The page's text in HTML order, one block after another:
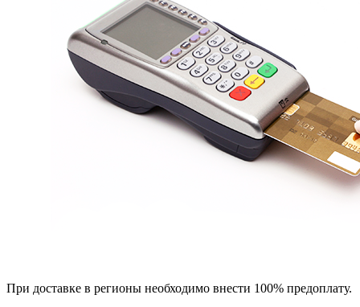
При доставке в регионы необходимо внести 100% предоплату.